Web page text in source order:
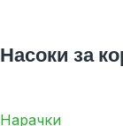
Насоки за
Нарачки